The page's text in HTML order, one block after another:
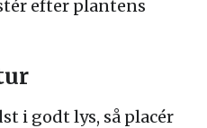
efter plantens
i godt lys, så placér